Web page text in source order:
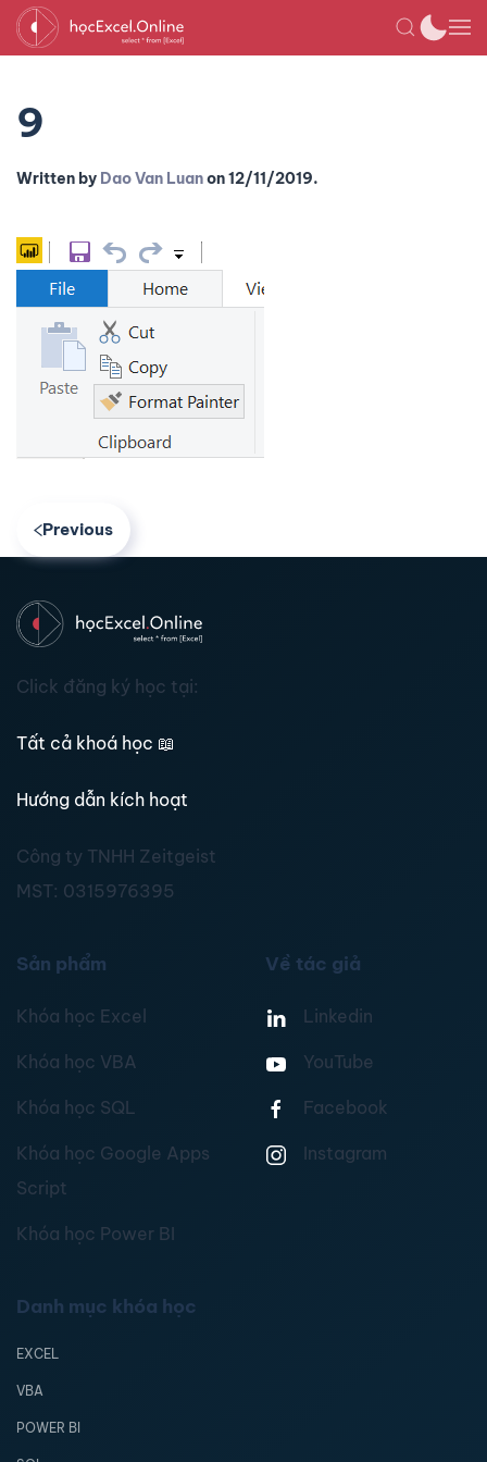
9
Written by Dao Van Luanon12/11/2019.
Previous
Click đăng ký học tại:
Tất cả khoá học 📖
Hướng dẫn kích hoạt
Công ty TNHH Zeitgeist
MST: 0315976395
Sản phẩm
Khóa học Excel
Khóa học VBA
Khóa học SQL
Khóa học Google Apps
Script
Khóa học Power BI
Về tác giả
Linkedin
YouTube
Facebook
Instagram
Danh mục khóa học
EXCEL
VBA
POWER BI